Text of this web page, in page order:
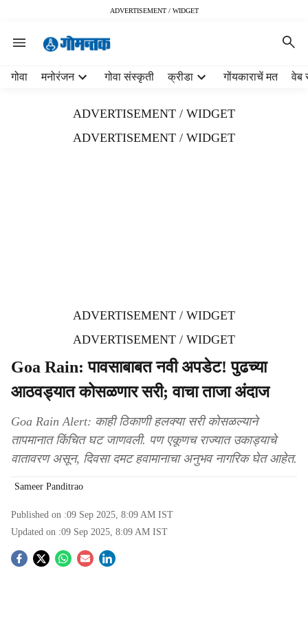
ADVERTISEMENT / WIDGET
गोवा मनोरंजन गोवा संस्कृती क्रीडा गोंयकाराचें मत वेब
ADVERTISEMENT / WIDGET
ADVERTISEMENT / WIDGET
ADVERTISEMENT / WIDGET
ADVERTISEMENT / WIDGET
Goa Rain: पावसाबाबत नवी अपडेट! पुढच्या
आठवड्यात कोसळणार सरी; वाचा ताजा अंदाज
Goa Rain Alert: काही ठिकाणी हलक्या सरी कोसळल्याने
तापमानात किंचित घट जाणवली. पण एकूणच राज्यात उकाड्याचे
वातावरण असून, दिवसा दमट हवामानाचा अनुभव नागरिक घेत आहेत.
Sameer Panditrao
Published on :09 Sep 2025, 8:09 AM IST
Updated on :09 Sep 2025, 8:09 AM IST
S